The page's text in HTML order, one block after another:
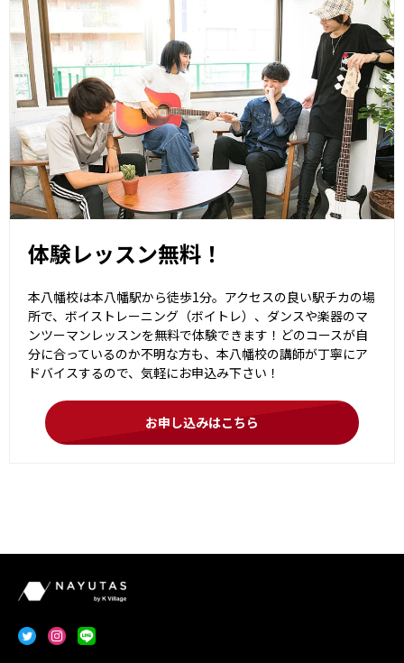
体験レッスン無料！
本八幡校は本八幡駅から徒歩1分。アクセスの良い駅チカの場
所で、ボイストレーニング（ボイトレ）、ダンスや楽器のマ
ンツーマンレッスンを無料で体験できます！どのコースが自
分に合っているのか不明な方も、本八幡校の講師が丁寧にア
ドバイスするので、気軽にお申込み下さい！
お申し込みはこちら